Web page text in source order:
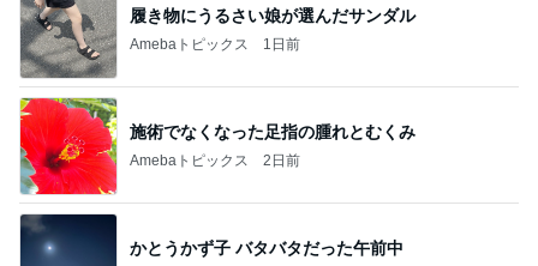
履き物にうるさい娘が選んだサンダル
Amebaトピックス 1日前
施術でなくなった足指の腫れとむくみ
Amebaトピックス 2日前
かとうかず子 バタバタだった午前中